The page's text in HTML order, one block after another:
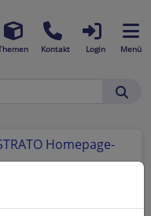
Kontakt Login Menü
Homepage-